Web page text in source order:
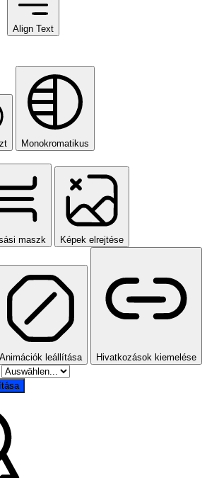
Align Text
Monokromatikus
maszk Képek elrejtése
Animációk leállítása Hivatkozások kiemelése